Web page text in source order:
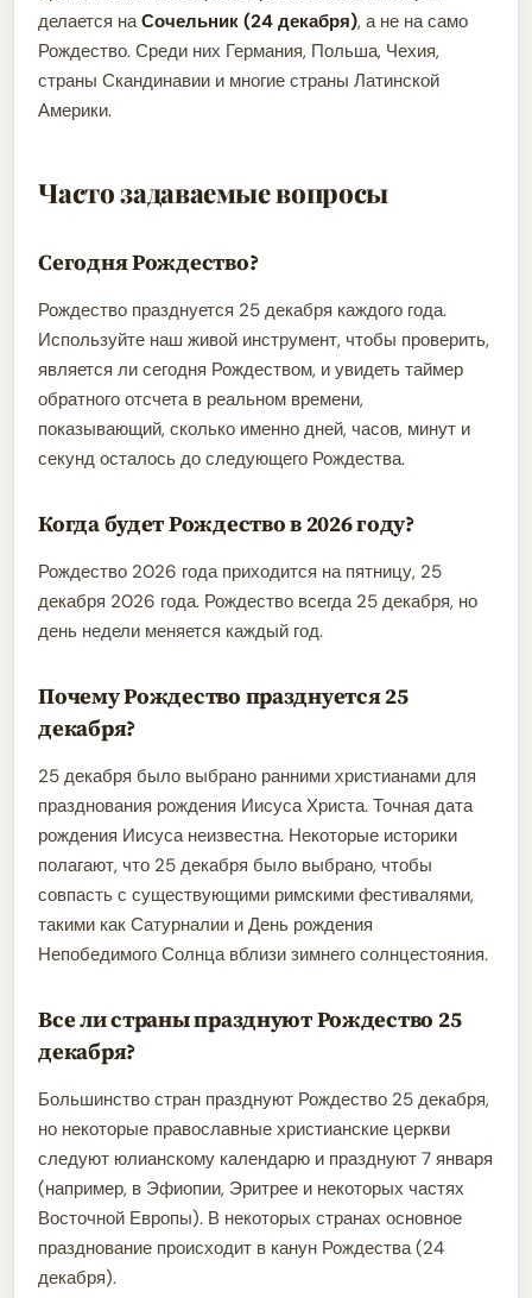
делается наСочельник (24 декабря), а не на само
Рождество. Среди них Германия, Польша, Чехия,
страны Скандинавии и многие страны Латинской
Америки.
Часто задаваемые вопросы
Сегодня Рождество?
Рождество празднуется 25 декабря каждого года.
Используйте наш живой инструмент, чтобы проверить,
является ли сегодня Рождеством, и увидеть таймер
обратного отсчета в реальном времени,
показывающий, сколько именно дней, часов, минут и
секунд осталось до следующего Рождества.
Когда будет Рождество в 2026 году?
Рождество 2026 года приходится на пятницу, 25
декабря 2026 года. Рождество всегда 25 декабря, но
день недели меняется каждый год.
Почему Рождество празднуется 25
декабря?
25 декабря было выбрано ранними христианами для
празднования рождения Иисуса Христа. Точная дата
рождения Иисуса неизвестна. Некоторые историки
полагают, что 25 декабря было выбрано, чтобы
совпасть с существующими римскими фестивалями,
такими как Сатурналии и День рождения
Непобедимого Солнца вблизи зимнего солнцестояния.
Все ли страны празднуют Рождество 25
декабря?
Большинство стран празднуют Рождество 25 декабря,
но некоторые православные христианские церкви
следуют юлианскому календарю и празднуют 7 января
(например, в Эфиопии, Эритрее и некоторых частях
Восточной Европы). В некоторых странах основное
празднование происходит в канун Рождества (24
декабря).